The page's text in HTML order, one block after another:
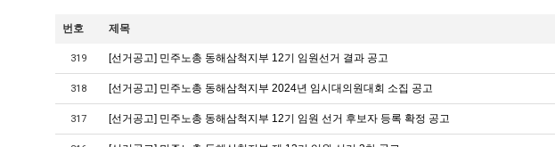
번호 제목
319 [선거공고] 민주노총 동해삼척지부 12기 임원선거 결과 공고
318 [선거공고] 민주노총 동해삼척지부 2024년 임시대의원대회 소집 공고
317 [선거공고] 민주노총 동해삼척지부 12기 임원 선거 후보자 등록 확정 공고